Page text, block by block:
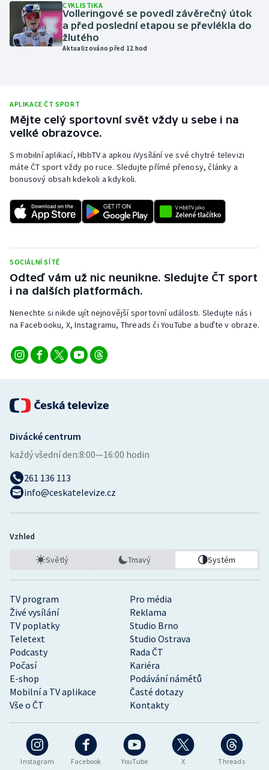
Parasport
Plavání
Rychlobruslení
Rychlostní kanoistika
Short track
Sportovní střelba
Triatlon
Veslování
Vodní slalom
Volejbal
CYKLISTIKA
Volleringové se povedl závěrečný útok
a před poslední etapou se převlékla do
žlutého
Aktualizováno před 12 hod
APLIKACE ČT SPORT
Mějte celý sportovní svět vždy u sebe i na
velké obrazovce.
S mobilní aplikací, HbbTV a apkou iVysílání ve své chytré televizi
máte ČT sport vždy po ruce. Sledujte přímé přenosy, články a
bonusový obsah kdekoli a kdykoli.
SOCIÁLNÍ SÍTĚ
Odteď vám už nic neunikne. Sledujte ČT sport
i na dalších platformách.
Nenechte si nikde ujít nejnovější sportovní události. Sledujte nás i
na Facebooku, X, Instagramu, Threads či YouTube a buďte v obraze.
Instagram Facebook YouTube X Threads
TV program
Pro média
Živé vysílání
Reklama
TV poplatky
Studio Brno
Teletext
Studio Ostrava
Podcasty
Rada ČT
Počasí
Kariéra
E-shop
Podávání námětů
Mobilní a TV aplikace
Časté dotazy
Vše o ČT
Kontakty
Divácké centrum
každý všední den:8:00—16:00 hodin
261 136 113
info@ceskatelevize.cz
Vzhled
Světlý Tmavý Systém